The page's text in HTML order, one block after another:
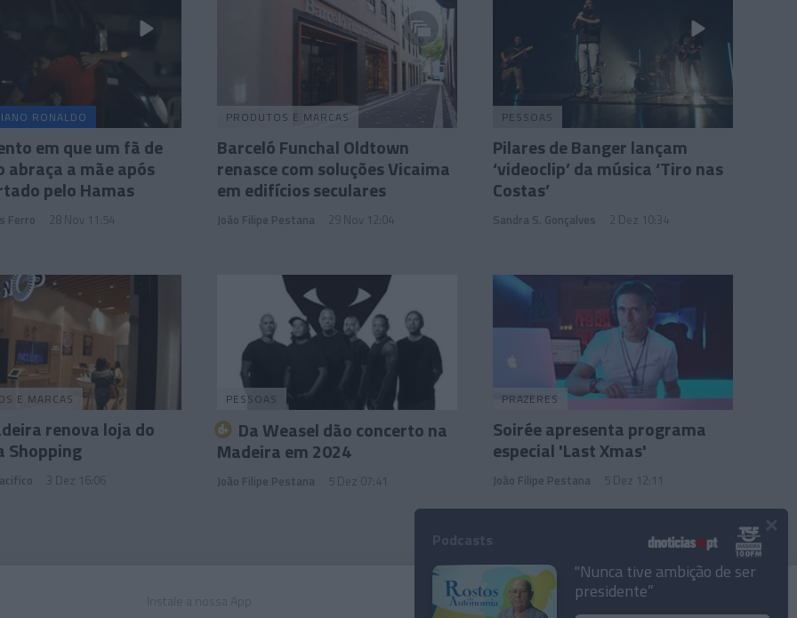
RONALDO
em que um fã de
abraça a mãe após
pelo Hamas
Ferro 28 Nov 11:54
PRODUTOS E MARCAS
Barceló Funchal Oldtown
renasce com soluções Vicaima
em edifícios seculares
João Filipe Pestana 29 Nov 12:04
PESSOAS
Pilares de Banger lançam
‘videoclip’ da música ‘Tiro nas
Costas’
Sandra S. Gonçalves 2 Dez 10:34
E MARCAS
renova loja do
Shopping
3 Dez 16:06
PESSOAS
Da Weasel dão concerto na
Madeira em 2024
João Filipe Pestana 5 Dez 07:41
PRAZERES
Soirée apresenta programa
especial 'Last Xmas'
João Filipe Pestana 5 Dez 12:11
Instale a nossa App
"Nunca tive ambição de ser
presidente”
×